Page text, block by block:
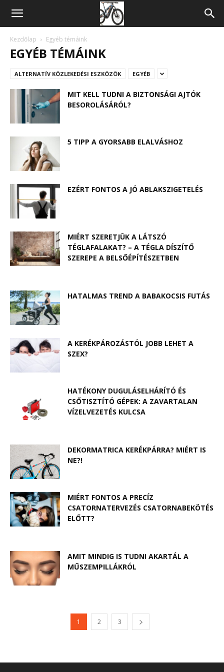
Kerékpár,
sport
blog
Kezdőlap Egyéb témáink
EGYÉB TÉMÁINK
ALTERNATÍV KÖZLEKEDÉSI ESZKÖZÖK EGYÉB
MIT KELL TUDNI A BIZTONSÁGI AJTÓK
BESOROLÁSÁRÓL?
5 TIPP A GYORSABB ELALVÁSHOZ
EZÉRT FONTOS A JÓ ABLAKSZIGETELÉS
MIÉRT SZERETJÜK A LÁTSZÓ
TÉGLAFALAKAT? – A TÉGLA DÍSZÍTŐ
SZEREPE A BELSŐÉPÍTÉSZETBEN
HATALMAS TREND A BABAKOCSIS FUTÁS
A KERÉKPÁROZÁSTÓL JOBB LEHET A
SZEX?
HATÉKONY DUGULÁSELHÁRÍTÓ ÉS
CSŐTISZTÍTÓ GÉPEK: A ZAVARTALAN
VÍZELVEZETÉS KULCSA
DEKORMATRICA KERÉKPÁRRA? MIÉRT IS
NE?!
MIÉRT FONTOS A PRECÍZ
CSATORNATERVEZÉS CSATORNABEKÖTÉS
ELŐTT?
AMIT MINDIG IS TUDNI AKARTÁL A
MŰSZEMPILLÁKRÓL
1 2 3